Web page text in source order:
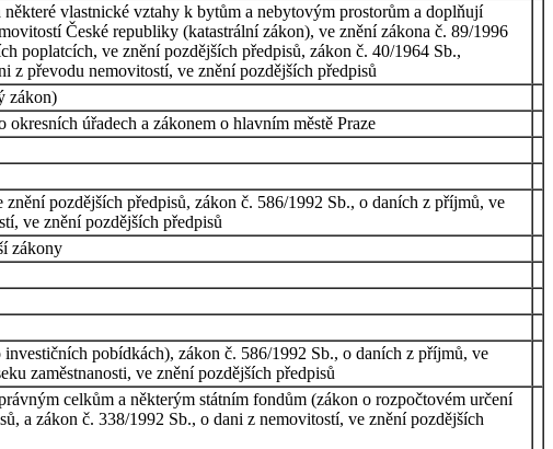
vlastnické vztahy k bytům a nebytovým prostorům a doplňují
České republiky (katastrální zákon), ve znění zákona č. 89/1996
poplatcích, ve znění pozdějších předpisů, zákon č. 40/1964 Sb.,
z převodu nemovitostí, ve znění pozdějších předpisů
zákon)
úřadech a zákonem o hlavním městě Praze
pozdějších předpisů, zákon č. 586/1992 Sb., o daních z příjmů, ve
ve znění pozdějších předpisů
zákony
pobídkách), zákon č. 586/1992 Sb., o daních z příjmů, ve
zaměstnanosti, ve znění pozdějších předpisů
celkům a některým státním fondům (zákon o rozpočtovém určení
a zákon č. 338/1992 Sb., o dani z nemovitostí, ve znění pozdějších